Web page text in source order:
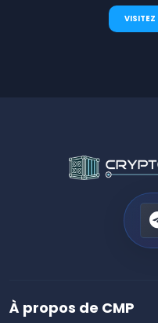
VISITEZ
À propos de CMP